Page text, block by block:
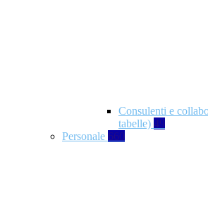
Consulenti e
tabelle) 49
Personale 660